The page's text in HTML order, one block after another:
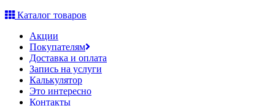
Каталог товаров
Акции
Покупателям
Доставка и оплата
Запись на услуги
Калькулятор
Это интересно
Контакты